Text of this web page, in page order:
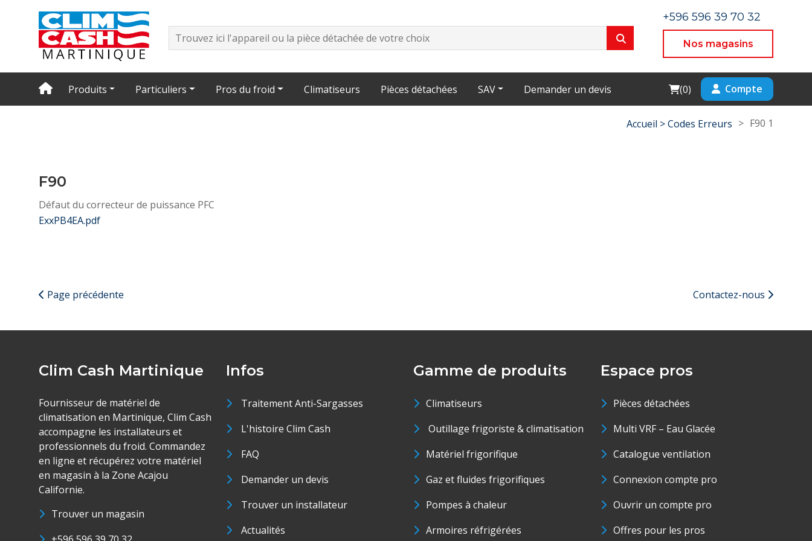
+596 596 39 70 32
Nos magasins
Produits Particuliers Pros du froid Climatiseurs Pièces détachées SAV Demander un devis Cart
(0) Compte
Accueil >Codes Erreurs > F90 1
F90
Défaut du correcteur de puissance PFC
ExxPB4EA.pdf
Page précédente Contactez-nous
Clim Cash Martinique
Fournisseur de matériel de
climatisation en Martinique, Clim Cash
accompagne les installateurs et
professionnels du froid. Commandez
en ligne et récupérez votre matériel
en magasin à la Zone Acajou
Californie.
Trouver un magasin
Infos
Traitement Anti-Sargasses
L'histoire Clim Cash
FAQ
Demander un devis
Trouver un installateur
Actualités
Gamme de produits
Climatiseurs
Outillage frigoriste & climatisation
Matériel frigorifique
Gaz et fluides frigorifiques
Pompes à chaleur
Armoires réfrigérées
Espace pros
Pièces détachées
Multi VRF – Eau Glacée
Catalogue ventilation
Connexion compte pro
Ouvrir un compte pro
Offres pour les pros